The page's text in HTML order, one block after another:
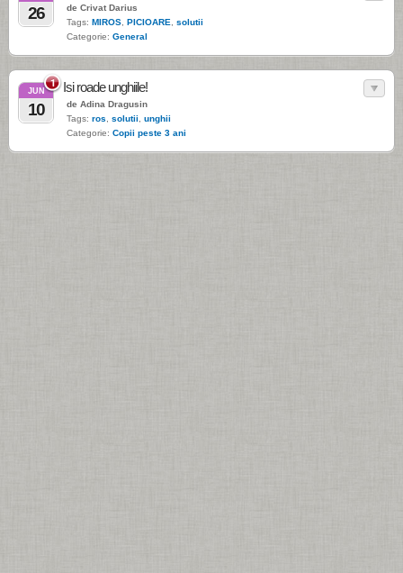
26
de Crivat Darius
Tags: MIROS PICIOARE
solutii
Categorie: General
1
JUN
10
Isi roade unghiile!
de Adina Dragusin
Tags: ros solutii
unghii
Categorie: Copii peste 3 ani